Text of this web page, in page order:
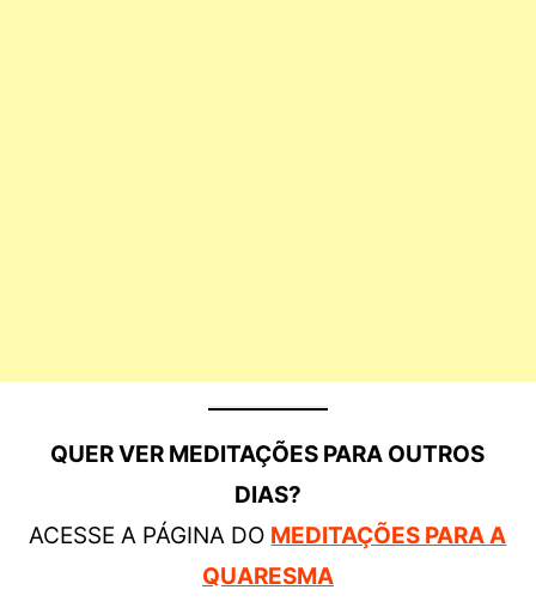
QUER VER MEDITAÇÕES PARA OUTROS
DIAS?
ACESSE A PÁGINA DO MEDITAÇÕES PARA A
QUARESMA